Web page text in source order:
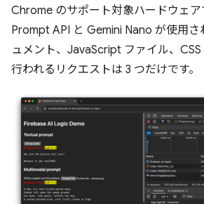
Chrome のサポート対象ハードウェ
Prompt API と Gemini Nano が使用さ
ュメント、JavaScript ファイル、
行われるリクエストは 3 つだけです。